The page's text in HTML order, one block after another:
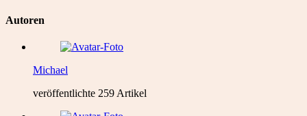
Autoren
Michael
veröffentlichte 259 Artikel